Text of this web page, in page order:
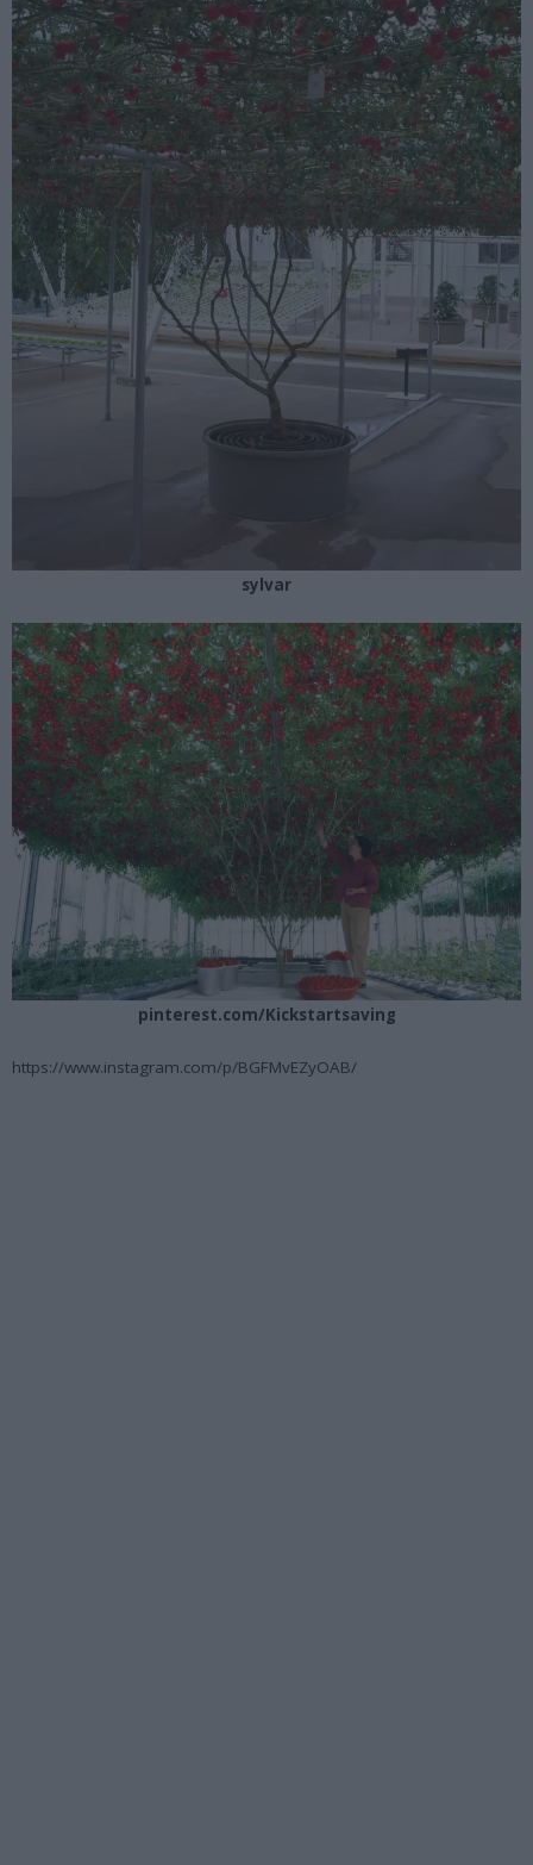
sylvar
pinterest.com/Kickstartsaving
https://www.instagram.com/p/BGFMvEZyOAB/